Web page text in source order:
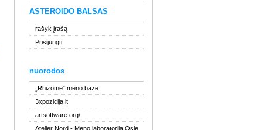
ASTEROIDO BALSAS
rašyk įrašą
Prisijungti
nuorodos
„Rhizome” meno bazė
3xpozicija.lt
artsoftware.org/
Atelier Nord - Meno laboratorija Osle